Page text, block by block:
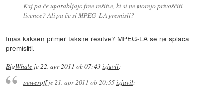
Kaj pa če uporabljajo free rešitve, ki si ne morejo privoščiti
licence? Ali pa če si MPEG-LA premisli?
Imaš kakšen primer takšne rešitve? MPEG-LA se ne splača
premisliti.
BigWhale je22. apr 2011 ob 07:43izjavil:
poweroffje21. apr 2011 ob 20:55izjavil: